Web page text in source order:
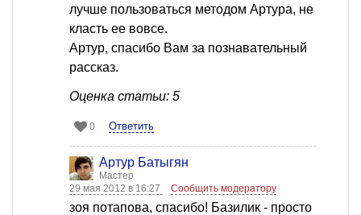
лучше пользоваться методом Артура, не
класть ее вовсе.
Артур, спасибо Вам за познавательный
рассказ.
Оценка статьи: 5
0 Ответить
Артур Батыгян
Мастер
29 мая 2012 в 16:27
Сообщить модератору
зоя потапова, спасибо! Базилик - просто